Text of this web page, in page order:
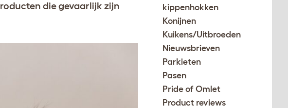
die gevaarlijk zijn
kippenhokken
Konijnen
Kuikens/Uitbroeden
Nieuwsbrieven
Parkieten
Pasen
Pride of Omlet
Product reviews